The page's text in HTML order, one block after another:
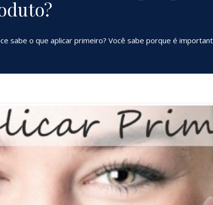
sabe o que aplicar primeiro? Você sabe porque é